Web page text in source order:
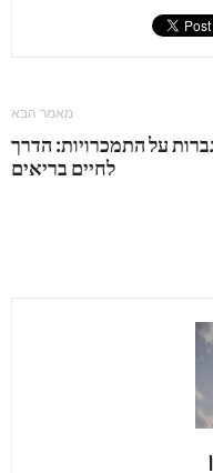
מאמר הבא
על התמכרויות: הדרך
לחיים בריאים